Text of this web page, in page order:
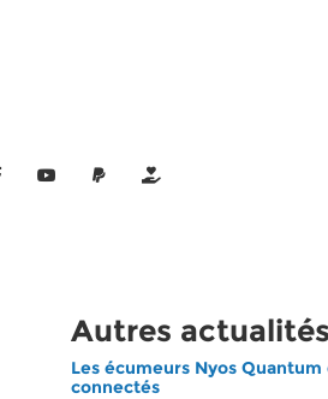
Autres actualités
Les écumeurs Nyos
connectés